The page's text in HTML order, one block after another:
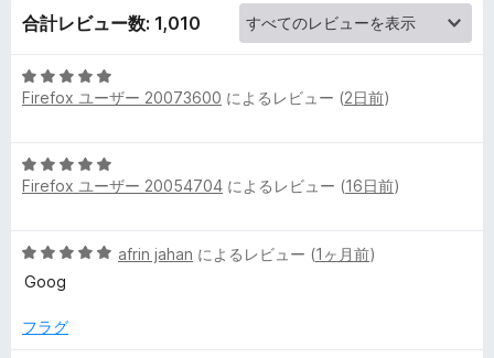
S
t
n
d
5
評
価
合計レビュー数: 1,010
5
段
5
の
Firefox ユーザー 20073600 によるレビュー (2日前)
5
段
5
の
価
Firefox ユーザー 20054704 によるレビュー (16日前)
5
段
中
afrin jahan によるレビュー (1ヶ月前)
Goog
フラグ